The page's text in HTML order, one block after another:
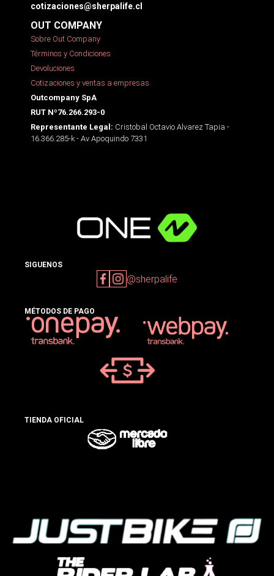
cotizaciones@sherpalife.cl
OUT COMPANY
Sobre Out Company
Términos y Condiciones
Devoluciones
Cotizaciones y ventas a empresas
Outcompany SpA
RUT Nº76.266.293-0
Representante Legal: Cristobal Octavio Alvarez Tapia -
16.366.285-k - Av Apoquindo 7331
SIGUENOS
@sherpalife
MÉTODOS DE PAGO
TIENDA OFICIAL